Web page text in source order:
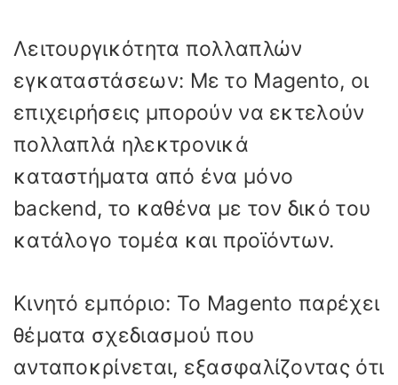
Λειτουργικότητα πολλαπλών
εγκαταστάσεων: Με το Magento, οι
επιχειρήσεις μπορούν να εκτελούν
πολλαπλά ηλεκτρονικά
καταστήματα από ένα μόνο
backend, το καθένα με τον δικό του
κατάλογο τομέα και προϊόντων.
Κινητό εμπόριο: Το Magento παρέχει
θέματα σχεδιασμού που
ανταποκρίνεται, εξασφαλίζοντας ότι